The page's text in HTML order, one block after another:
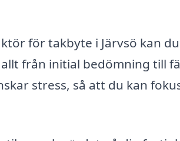
för takbyte i Järvsö kan
från initial bedömning till
stress, så att du kan